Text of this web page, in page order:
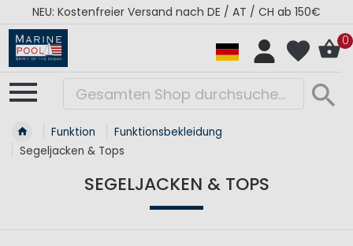
RÉGATES ROYALES Kollektion - Super Sale
0
Funktion
Funktionsbekleidung
Segeljacken & Tops
SEGELJACKEN & TOPS